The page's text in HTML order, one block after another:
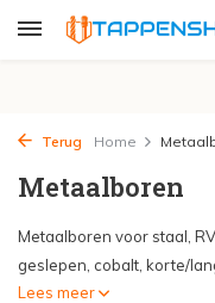
Terug Home
Metaalboren
Metaalboren voor staal,
geslepen, cobalt, korte/
Lees meer